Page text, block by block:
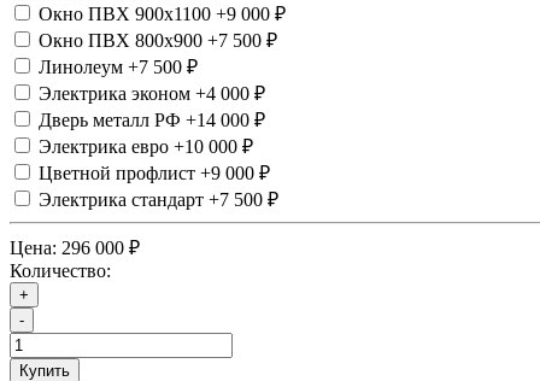
Окно ПВХ 900х1100 +9 000 ₽
Окно ПВХ 800х900 +7 500 ₽
Линолеум +7 500 ₽
Электрика эконом +4 000 ₽
Дверь металл РФ +14 000 ₽
Электрика евро +10 000 ₽
Цветной профлист +9 000 ₽
Электрика стандарт +7 500 ₽
Цена: 296 000 ₽
Количество:
+
-
Купить